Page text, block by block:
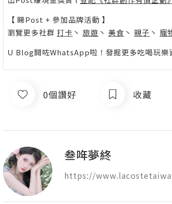
【 睇Post + 參加品牌活動 】
瀏覽更多社群 打卡 丶 旅遊 丶 美食 丶 親子 丶 寵
U Blog開咗WhatsApp啦！發掘更多吃喝玩樂
0個讚好 收藏
叁哖夢終
https://